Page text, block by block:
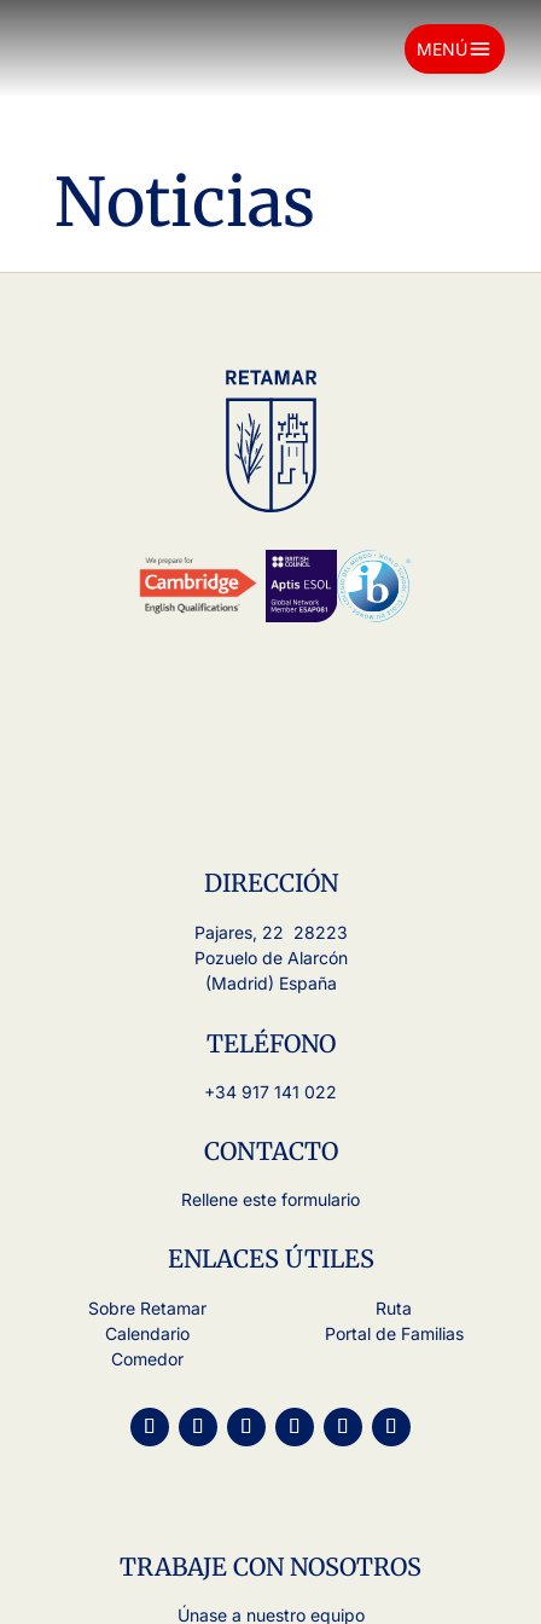
MENÚmenu
Noticias
DIRECCIÓN
Pajares, 22 28223
Pozuelo de Alarcón
(Madrid) España
TELÉFONO
+34 917 141 022
CONTACTO
Rellene este formulario
ENLACES ÚTILES
Sobre Retamar
Calendario
Comedor
Ruta
Portal de Familias
TRABAJE CON NOSOTROS
Únase a nuestro equipo